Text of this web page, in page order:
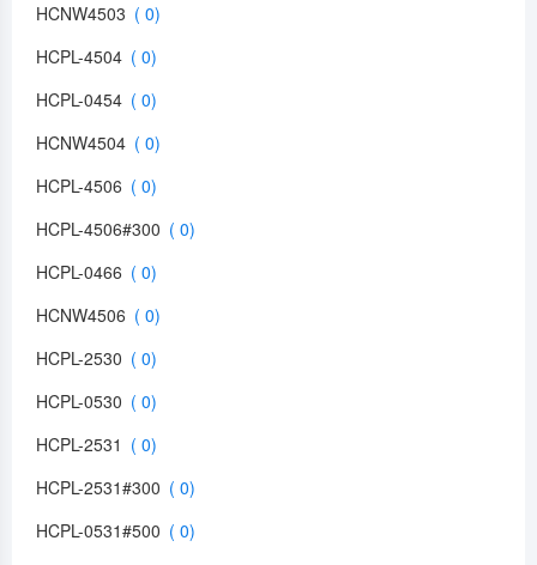
HCNW4503
HCPL-4504
HCPL-0454
HCNW4504
HCPL-4506
HCPL-4506#300
HCPL-0466
HCNW4506
HCPL-2530
HCPL-0530
HCPL-2531
HCPL-2531#300
HCPL-0531#500